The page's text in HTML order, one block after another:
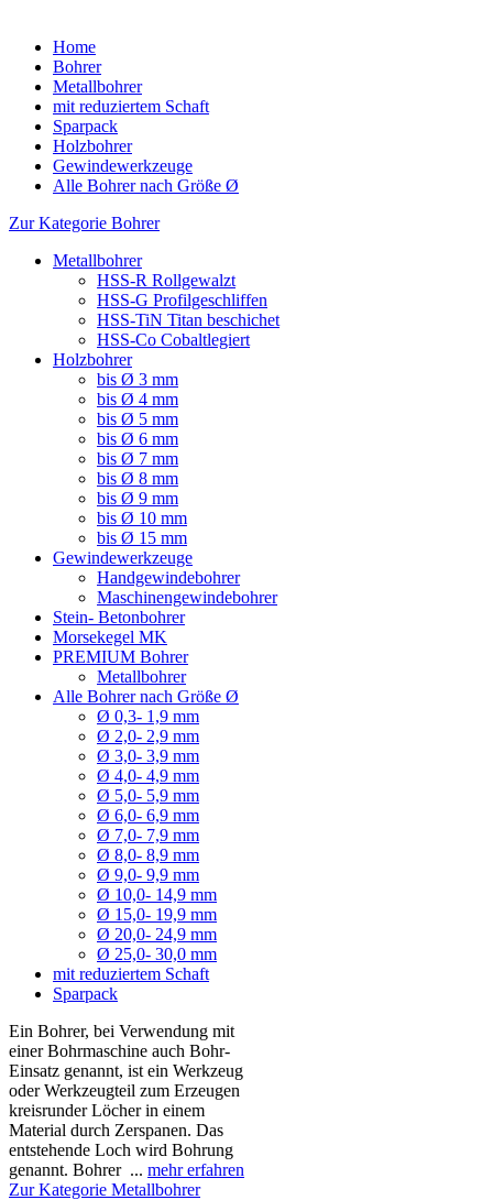
Home
Bohrer
Metallbohrer
mit reduziertem Schaft
Sparpack
Holzbohrer
Gewindewerkzeuge
Alle Bohrer nach Größe Ø
Zur Kategorie Bohrer
Metallbohrer
HSS-R Rollgewalzt
HSS-G Profilgeschliffen
HSS-TiN Titan beschichet
HSS-Co Cobaltlegiert
Holzbohrer
bis Ø 3 mm
bis Ø 4 mm
bis Ø 5 mm
bis Ø 6 mm
bis Ø 7 mm
bis Ø 8 mm
bis Ø 9 mm
bis Ø 10 mm
bis Ø 15 mm
Gewindewerkzeuge
Handgewindebohrer
Maschinengewindebohrer
Stein- Betonbohrer
Morsekegel MK
PREMIUM Bohrer
Metallbohrer
Alle Bohrer nach Größe Ø
Ø 0,3- 1,9 mm
Ø 2,0- 2,9 mm
Ø 3,0- 3,9 mm
Ø 4,0- 4,9 mm
Ø 5,0- 5,9 mm
Ø 6,0- 6,9 mm
Ø 7,0- 7,9 mm
Ø 8,0- 8,9 mm
Ø 9,0- 9,9 mm
Ø 10,0- 14,9 mm
Ø 15,0- 19,9 mm
Ø 20,0- 24,9 mm
Ø 25,0- 30,0 mm
mit reduziertem Schaft
Sparpack
Ein Bohrer, bei Verwendung mit
einer Bohrmaschine auch Bohr-
Einsatz genannt, ist ein Werkzeug
oder Werkzeugteil zum Erzeugen
kreisrunder Löcher in einem
Material durch Zerspanen. Das
entstehende Loch wird Bohrung
genannt. Bohrer ... mehr erfahren
Zur Kategorie Metallbohrer